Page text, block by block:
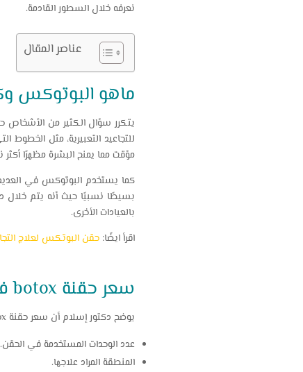
نعرفه خلال السطور القادمة.
عناصر المقال
ماهو البوتوكس
يتكرر سؤال الكثير من الأشخاص
للتجاعيد التعبيرية، مثل
مؤقت مما يمنح البشرة مظهرًا أكثر
كما يستخدم البوتوكس في العديد
بالعيادات الأخرى.
اقرأ ايضًا: حقن البوتكس لعلاج
سعر حقنة botox في الإسكندرية وأهم العوامل المحددة للتكلفة
يوضح دكتور إسلام أن سعر حقنة botox في الإسكندرية يختلف حسب عدة عوامل مهمة أبرزها:
عدد الوحدات المستخدمة في الحقن.
المنطقة المراد علاجها.